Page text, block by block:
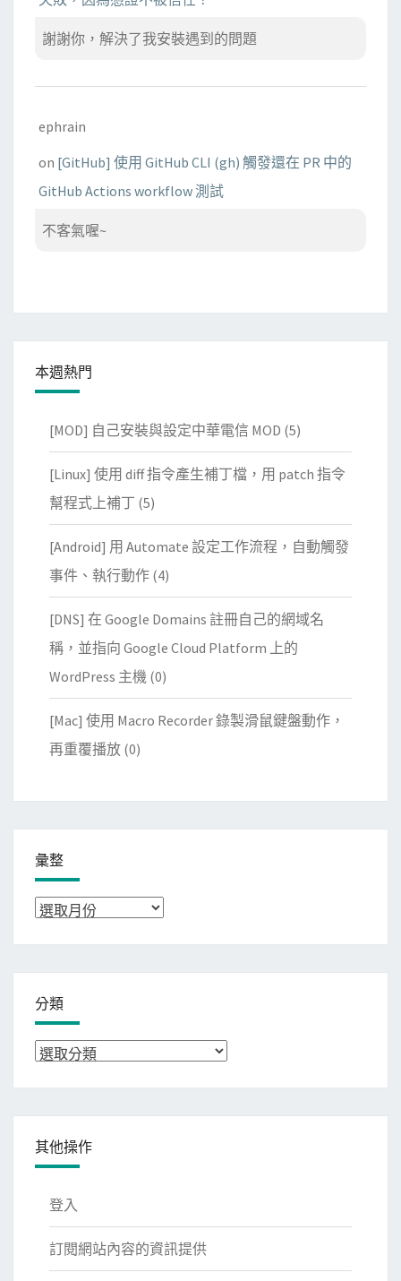
謝謝你，解決了我安裝遇到的問題
ephrain
on [GitHub] 使用 GitHub CLI (gh) 觸發還在 PR 中的
GitHub Actions workflow 測試
不客氣喔~
本週熱門
[MOD] 自己安裝與設定中華電信 MOD (5)
[Linux] 使用 diff 指令產生補丁檔，用 patch 指令
幫程式上補丁 (5)
[Android] 用 Automate 設定工作流程，自動觸發
事件、執行動作 (4)
[DNS] 在 Google Domains 註冊自己的網域名
稱，並指向 Google Cloud Platform 上的
WordPress 主機 (0)
[Mac] 使用 Macro Recorder 錄製滑鼠鍵盤動作，
再重覆播放 (0)
彙整
彙
分類
分
其他操作
登入
訂閱網站內容的資訊提供